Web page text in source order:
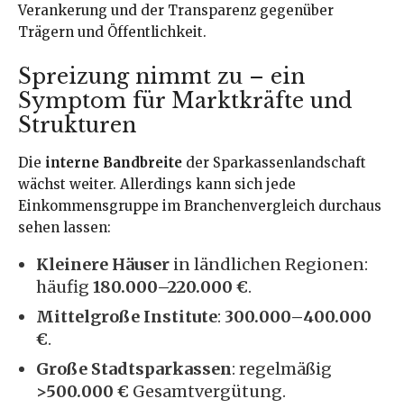
Verankerung und der Transparenz gegenüber
Trägern und Öffentlichkeit.
Spreizung nimmt zu – ein
Symptom für Marktkräfte und
Strukturen
Die interne Bandbreite der Sparkassenlandschaft
wächst weiter. Allerdings kann sich jede
Einkommensgruppe im Branchenvergleich durchaus
sehen lassen:
Kleinere Häuser in ländlichen Regionen:
häufig 180.000–220.000 €.
Mittelgroße Institute: 300.000–400.000
€.
Große Stadtsparkassen: regelmäßig
>500.000 € Gesamtvergütung.